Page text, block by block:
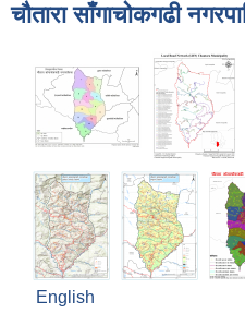
चौतारा साँगाचोकगढी
English